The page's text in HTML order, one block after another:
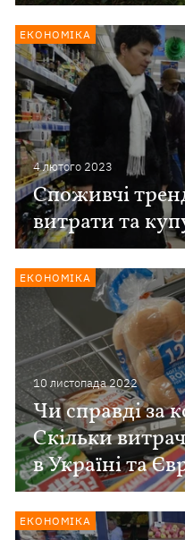
4 лютого 2023
Споживчі
витрати та
ЕКОНОМІКА
10 листопада 2022
Чи справді за
Скільки
в Україні та
ЕКОНОМІКА
ЕКОНОМІКА